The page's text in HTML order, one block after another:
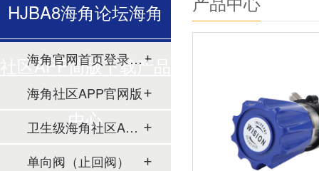
HJBA8海角论坛海角
社区APP简版下载产品
中心
海角官网首页登录入口
海角社区APP官网版
卫生级海角社区APP简版下载
单向阀（止回阀）